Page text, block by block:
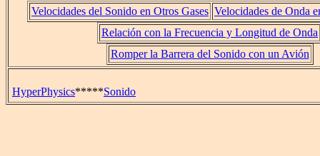
Velocidades del Sonido en Otros Gases Velocidades de Onda
Relación con la Frecuencia y Longitud de Onda
Romper la Barrera del Sonido con un Avión
HyperPhysics*****Sonido